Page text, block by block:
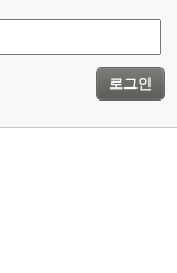
로그인